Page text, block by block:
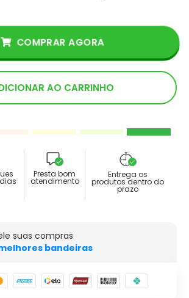
AO CARRINHO
COMPRAR AGORA
Presta bom
atendimento
Entrega os
produtos dentro do
prazo
suas compras
bandeiras